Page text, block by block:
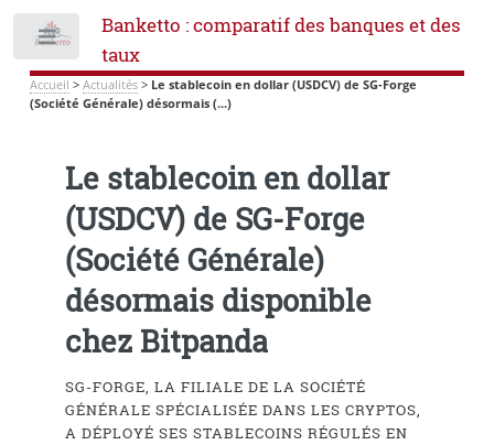
Banketto : comparatif des banques et des
taux
Accueil > Actualités> Le stablecoin en dollar (USDCV) de SG-Forge
(Société Générale) désormais (...)
Le stablecoin en dollar
(USDCV) de SG-Forge
(Société Générale)
désormais disponible
chez Bitpanda
SG-FORGE, LA FILIALE DE LA SOCIÉTÉ
GÉNÉRALE SPÉCIALISÉE DANS LES CRYPTOS,
A DÉPLOYÉ SES STABLECOINS RÉGULÉS EN